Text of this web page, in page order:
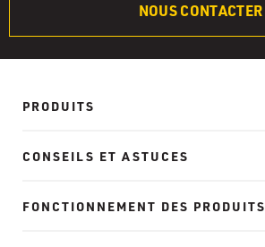
NOUS CONTACTER
PRODUITS
CONSEILS ET ASTUCES
FONCTIONNEMENT DES PRODUITS